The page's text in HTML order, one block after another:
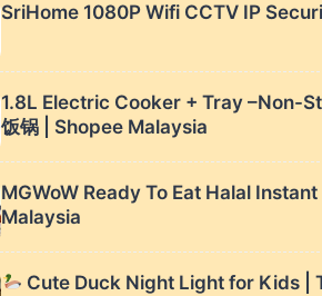
SriHome 1080P Wifi CCTV IP
1.8L Electric Cooker + Tray –Non-
饭锅 | Shopee Malaysia
MGWoW Ready To Eat Halal
Malaysia
Cute Duck Night Light for Kids |